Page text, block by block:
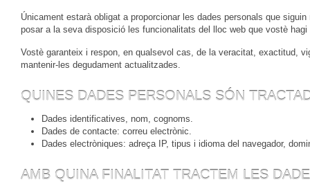
Únicament estarà obligat a proporcionar les dades personals que
posar a la seva disposició les funcionalitats del lloc web que vostè hagi
Vostè garanteix i respon, en qualsevol cas, de la veracitat, exactitud,
mantenir-les degudament actualitzades.
QUINES DADES PERSONALS SÓN
Dades identificatives, nom, cognoms.
Dades de contacte: correu electrònic.
Dades electròniques: adreça IP, tipus i idioma del navegador,
AMB QUINA FINALITAT TRACTEM LES